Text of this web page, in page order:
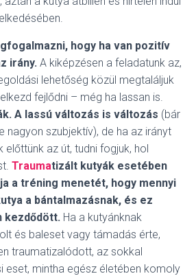
hogy ha van pozitív
irány. A kiképzésen a feladatunk az,
lehetőség közül megtaláljuk
fejlődni – még ha lassan is.
A lassú változás is változás (bár
nagyon szubjektív), de ha az irányt
előttünk az út, tudni fogjuk, hol
Traumatizált kutyák esetében
a tréning menetét, hogy mennyi
a bántalmazásnak, és ez
kezdődött. Ha a kutyánknak
és baleset vagy támadás érte,
traumatizalódott, az sokkal
eset, mintha egész életében komoly